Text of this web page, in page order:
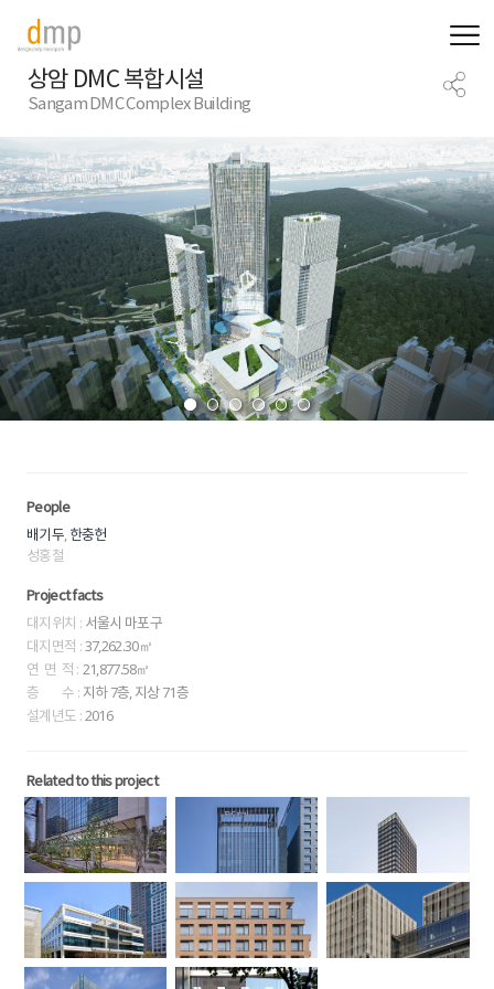
상암 DMC 복합시설
Sangam DMC Complex Building
People
배기두, 한충헌
성홍철
Project facts
대지위치 : 서울시 마포구
대지면적 :37,262.30㎡
연 면 적 : 21,877.58㎡
층 수 : 지하 7층, 지상 71층
설계년도 :2016
Related to this project